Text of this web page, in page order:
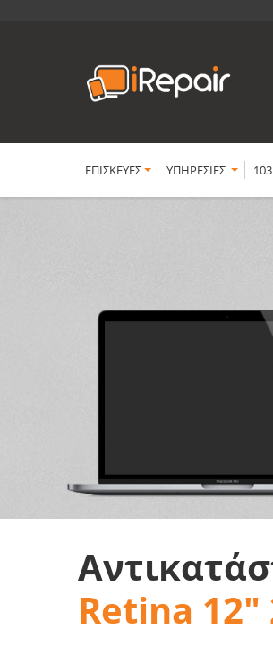
ΕΠΙΣΚΕΥΕΣ YΠΗΡΕΣΙΕΣ
Retina 12"